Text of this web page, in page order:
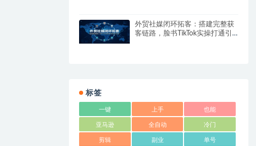
外贸社媒闭环拓客：搭建完整获
客链路，脸书TikTok实操打通引
标签
一键 上手 也能
亚马逊 全自动 冷门
剪辑 副业 单号